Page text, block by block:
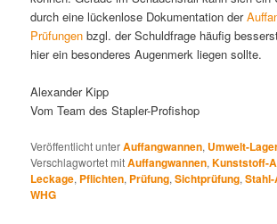
durch eine lückenlose Dokumentation der
Prüfungen bzgl. der Schuldfrage häufig
hier ein besonderes Augenmerk liegen sollte.
Alexander Kipp
Vom Team des Stapler-Profishop
Veröffentlicht unterAuffangwannen, Umwelt-
Verschlagwortet mitAuffangwannen,Kunststoff-
Leckage, Pflichten, Prüfung,Sichtprüfung,
WHG